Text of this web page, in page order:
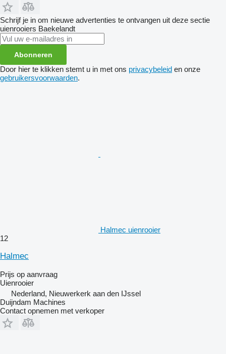
Schrijf je in om nieuwe advertenties te ontvangen uit deze sectie
uienrooiers Baekelandt
Abonneren
Door hier te klikken stemt u in met ons privacybeleid en onze
gebruikersvoorwaarden.
Halmec uienrooier
12
Halmec
Prijs op aanvraag
Uienrooier
Nederland, Nieuwerkerk aan den IJssel
Duijndam Machines
Contact opnemen met verkoper